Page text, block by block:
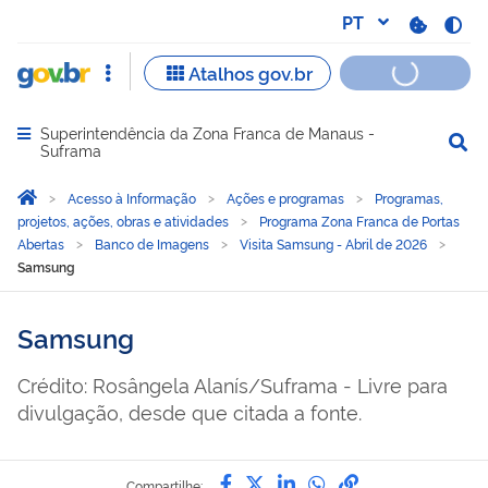
Abrir menu principal de navegação
Superintendência da Zona Franca de Manaus -
Suframa
Você está aqui:
Página Inicial
Acesso à Informação Ações e programas
Programas,
projetos, ações, obras e atividades
Programa Zona Franca de Portas
Abertas
Banco de Imagens
Visita Samsung - Abril de 2026
Samsung
Samsung
Crédito: Rosângela Alanís/Suframa - Livre para
divulgação, desde que citada a fonte.
Compartilhe por Facebook
Compartilhe por Twitter
Compartilhe por
Compartilhe
link para